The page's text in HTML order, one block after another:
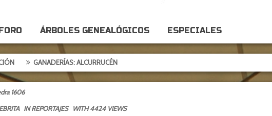
ÁRBOLES GENEALÓGICOS ESPECIALES
ALCURRUCÉN
1606
INREPORTAJES WITH 4424 VIEWS